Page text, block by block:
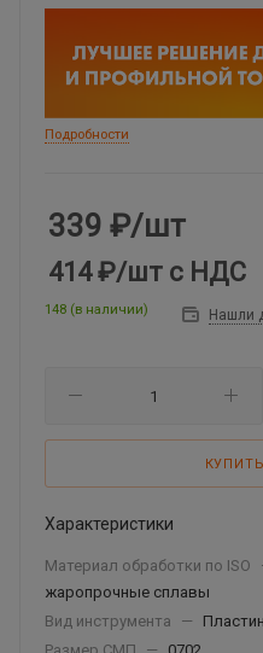
Подробности
339 ₽/шт
414 ₽/шт с НДС
148 (в наличии) Нашли
Характеристики
Материал обработки по ISO
жаропрочные сплавы
Вид инструмента
—